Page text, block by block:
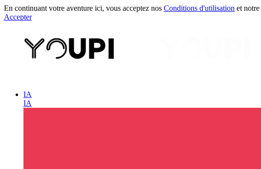
En continuant votre aventure ici, vous acceptez nos Conditions d'utilisation et notre
Accepter
IA
IA